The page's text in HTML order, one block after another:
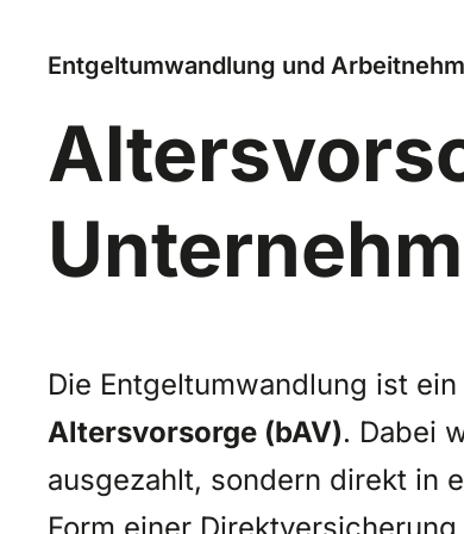
Entgeltumwandlung und
Die Entgeltumwandlung ist
Altersvorsorge (bAV). Dabei
ausgezahlt, sondern direkt in
Form einer Direktversicherung.